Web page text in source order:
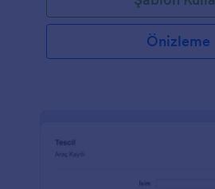
Önizleme